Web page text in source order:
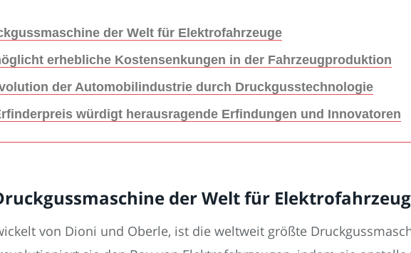
der Welt für Elektrofahrzeuge
erhebliche Kostensenkungen in der Fahrzeugproduktion
der Automobilindustrie durch Druckgusstechnologie
würdigt herausragende Erfindungen und Innovatoren
der Welt für
von Dioni und Oberle, ist die weltweit größte